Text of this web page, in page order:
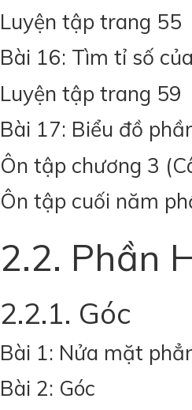
Luyện tập trang 55
Bài 16: Tìm tỉ số
Luyện tập trang 59
Bài 17: Biểu đồ
Ôn tập chương 3
Ôn tập cuối năm
2.2. Phần
2.2.1. Góc
Bài 1: Nửa mặt
Bài 2: Góc